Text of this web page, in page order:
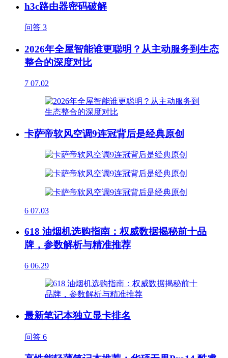
h3c路由器密码破解
问答 3
2026年全屋智能谁更聪明？从主动服务到生态
整合的深度对比
7 07.02
卡萨帝软风空调9连冠背后是经典原创
6 07.03
618 油烟机选购指南：权威数据揭秘前十品
牌，参数解析与精准推荐
6 06.29
最新笔记本独立显卡排名
问答 6